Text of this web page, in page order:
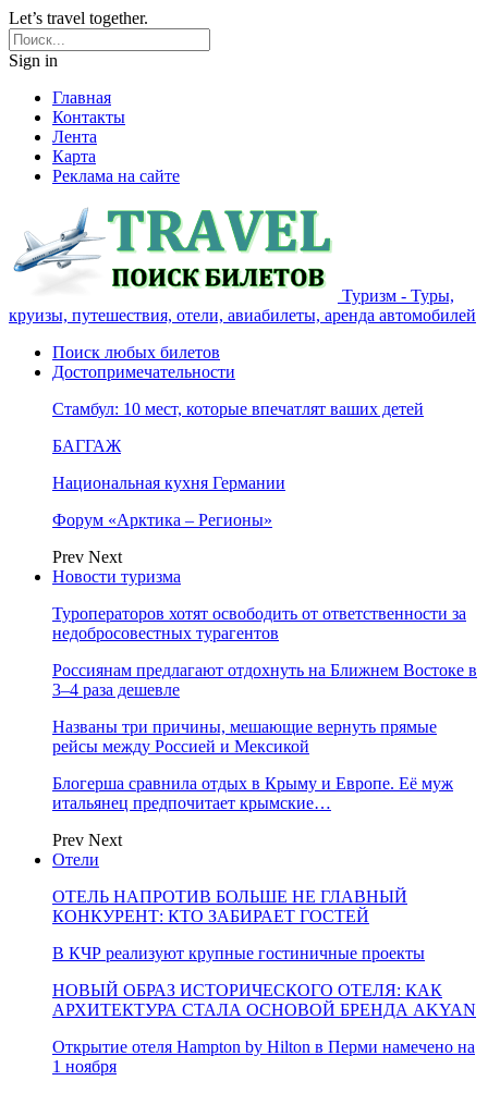
Let’s travel together.
Sign in
Главная
Контакты
Лента
Карта
Реклама на сайте
Туризм - Туры,
круизы, путешествия, отели, авиабилеты, аренда автомобилей
Поиск любых билетов
Достопримечательности
Стамбул: 10 мест, которые впечатлят ваших детей
БАГГАЖ
Национальная кухня Германии
Форум «Арктика – Регионы»
Prev Next
Новости туризма
Туроператоров хотят освободить от ответственности за
недобросовестных турагентов
Россиянам предлагают отдохнуть на Ближнем Востоке в
3–4 раза дешевле
Названы три причины, мешающие вернуть прямые
рейсы между Россией и Мексикой
Блогерша сравнила отдых в Крыму и Европе. Её муж
итальянец предпочитает крымские…
Prev Next
Отели
ОТЕЛЬ НАПРОТИВ БОЛЬШЕ НЕ ГЛАВНЫЙ
КОНКУРЕНТ: КТО ЗАБИРАЕТ ГОСТЕЙ
В КЧР реализуют крупные гостиничные проекты
НОВЫЙ ОБРАЗ ИСТОРИЧЕСКОГО ОТЕЛЯ: КАК
АРХИТЕКТУРА СТАЛА ОСНОВОЙ БРЕНДА AKYAN
Открытие отеля Hampton by Hilton в Перми намечено на
1 ноября